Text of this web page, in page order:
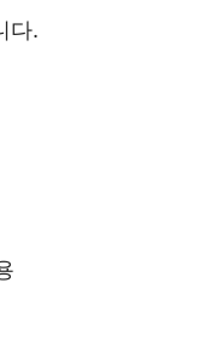
다.